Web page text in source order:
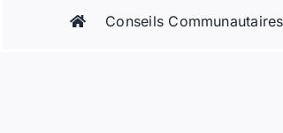
Conseils Communautaires